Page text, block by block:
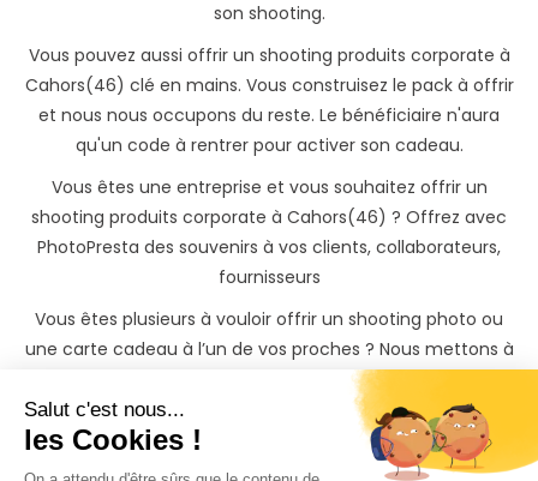
son shooting.
Vous pouvez aussi offrir un shooting produits corporate à
Cahors(46) clé en mains. Vous construisez le pack à offrir
et nous nous occupons du reste. Le bénéficiaire n'aura
qu'un code à rentrer pour activer son cadeau.
Vous êtes une entreprise et vous souhaitez offrir un
shooting produits corporate à Cahors(46) ? Offrez avec
PhotoPresta des souvenirs à vos clients, collaborateurs,
fournisseurs
Vous êtes plusieurs à vouloir offrir un shooting photo ou
une carte cadeau à l’un de vos proches ? Nous mettons à
votre disposition la cagnotte PhotoPresta, un moyen
simple et sécurisé de collecter l’argent des différentes
personnes qui souhaitent participer à ce superbe cadeau !